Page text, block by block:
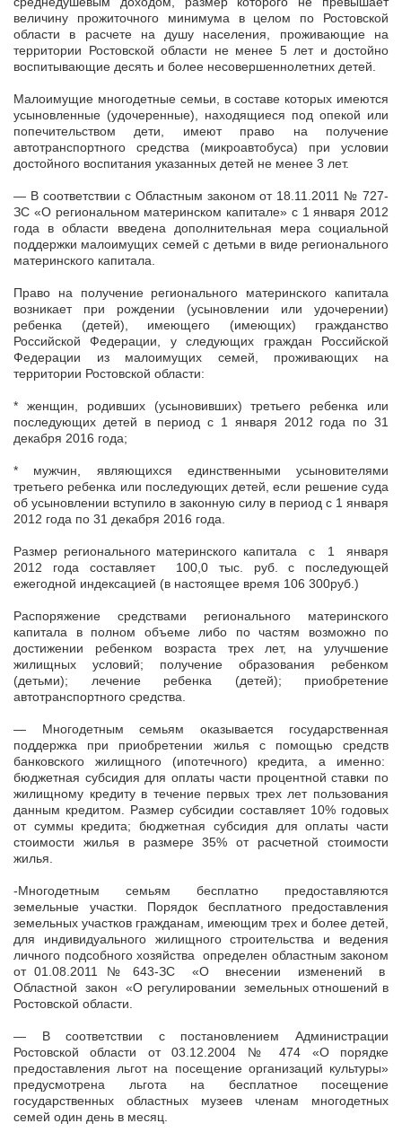
величину прожиточного минимума в целом по Ростовской
области в расчете на душу населения, проживающие на
территории Ростовской области не менее 5 лет и достойно
воспитывающие десять и более несовершеннолетних детей.
Малоимущие многодетные семьи, в составе которых имеются
усыновленные (удочеренные), находящиеся под опекой или
попечительством дети, имеют право на получение
автотранспортного средства (микроавтобуса) при условии
достойного воспитания указанных детей не менее 3 лет.
— В соответствии с Областным законом от 18.11.2011 № 727-
ЗС «О региональном материнском капитале» с 1 января 2012
года в области введена дополнительная мера социальной
поддержки малоимущих семей с детьми в виде регионального
материнского капитала.
Право на получение регионального материнского капитала
возникает при рождении (усыновлении или удочерении)
ребенка (детей), имеющего (имеющих) гражданство
Российской Федерации, у следующих граждан Российской
Федерации из малоимущих семей, проживающих на
территории Ростовской области:
* женщин, родивших (усыновивших) третьего ребенка или
последующих детей в период с 1 января 2012 года по 31
декабря 2016 года;
* мужчин, являющихся единственными усыновителями
третьего ребенка или последующих детей, если решение суда
об усыновлении вступило в законную силу в период с 1 января
2012 года по 31 декабря 2016 года.
Размер регионального материнского капитала с 1 января
2012 года составляет 100,0 тыс. руб. с последующей
ежегодной индексацией (в настоящее время 106 300руб.)
Распоряжение средствами регионального материнского
капитала в полном объеме либо по частям возможно по
достижении ребенком возраста трех лет, на улучшение
жилищных условий; получение образования ребенком
(детьми); лечение ребенка (детей); приобретение
автотранспортного средства.
— Многодетным семьям оказывается государственная
поддержка при приобретении жилья с помощью средств
банковского жилищного (ипотечного) кредита, а именно:
бюджетная субсидия для оплаты части процентной ставки по
жилищному кредиту в течение первых трех лет пользования
данным кредитом. Размер субсидии составляет 10% годовых
от суммы кредита; бюджетная субсидия для оплаты части
стоимости жилья в размере 35% от расчетной стоимости
жилья.
-Многодетным семьям бесплатно предоставляются
земельные участки. Порядок бесплатного предоставления
земельных участков гражданам, имеющим трех и более детей,
для индивидуального жилищного строительства и ведения
личного подсобного хозяйства определен областным законом
от 01.08.2011 № 643-ЗС «О внесении изменений в
Областной закон «О регулировании земельных отношений в
Ростовской области.
— В соответствии с постановлением Администрации
Ростовской области от 03.12.2004 № 474 «О порядке
предоставления льгот на посещение организаций культуры»
предусмотрена льгота на бесплатное посещение
государственных областных музеев членам многодетных
семей один день в месяц.